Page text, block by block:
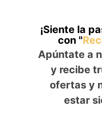
¡Siente la
con "
Apúntate a
y recibe
ofertas y
estar